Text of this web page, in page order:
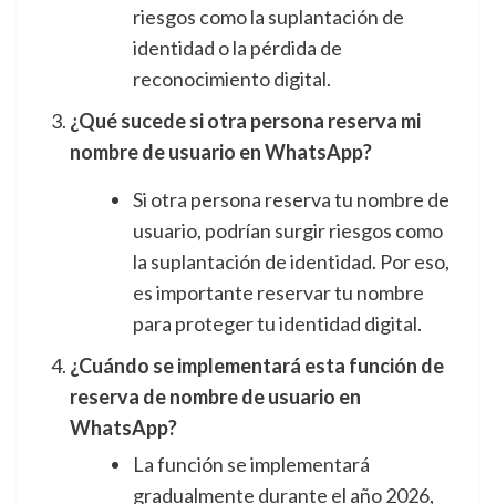
riesgos como la suplantación de
identidad o la pérdida de
reconocimiento digital.
¿Qué sucede si otra persona reserva mi
nombre de usuario en WhatsApp?
Si otra persona reserva tu nombre de
usuario, podrían surgir riesgos como
la suplantación de identidad. Por eso,
es importante reservar tu nombre
para proteger tu identidad digital.
¿Cuándo se implementará esta función de
reserva de nombre de usuario en
WhatsApp?
La función se implementará
gradualmente durante el año 2026,